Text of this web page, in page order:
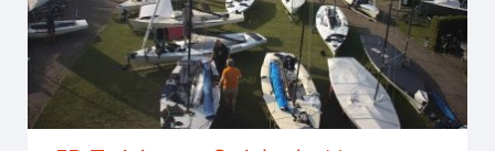
FD-Training am Steinhuder Meer –
Weltmeisterlich trainieren beim HYC